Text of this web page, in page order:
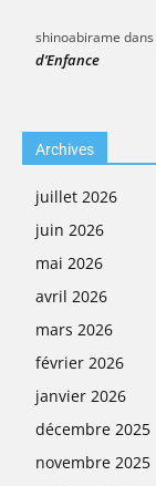
shinoabirame dans
d’Enfance
Archives
juillet 2026
juin 2026
mai 2026
avril 2026
mars 2026
février 2026
janvier 2026
décembre 2025
novembre 2025